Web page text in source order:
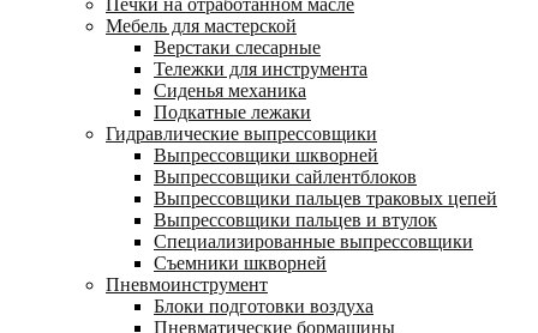
Печки на отработанном масле
Мебель для мастерской
Верстаки слесарные
Тележки для инструмента
Сиденья механика
Подкатные лежаки
Гидравлические выпрессовщики
Выпрессовщики шкворней
Выпрессовщики сайлентблоков
Выпрессовщики пальцев траковых цепей
Выпрессовщики пальцев и втулок
Специализированные выпрессовщики
Cъемники шкворней
Пневмоинструмент
Блоки подготовки воздуха
Пневматические бормашины